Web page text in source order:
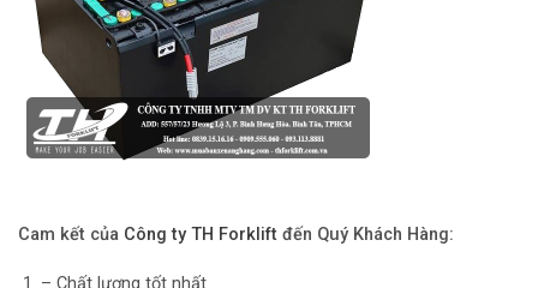
Cam kết của Công ty TH Forklift đến Quý Khách Hàng: